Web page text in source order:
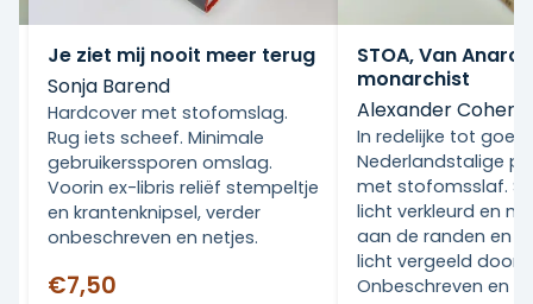
Je ziet mij nooit meer terug
Sonja Barend
Hardcover met stofomslag.
Rug iets scheef. Minimale
gebruikerssporen omslag.
Voorin ex-libris reliëf stempeltje
en krantenknipsel, verder
onbeschreven en netjes.
€7,50
STOA, Van
monarchist
Alexander Cohen
In redelijke tot
Nederlandstalige
met stofomsslaf.
licht verkleurd en
aan de randen en
licht vergeeld door
Onbeschreven en